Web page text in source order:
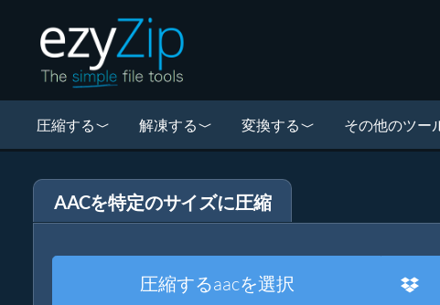
圧縮する 解凍する 変換する その他のツー
AACを特定のサイズに圧縮
圧縮するaacを選択